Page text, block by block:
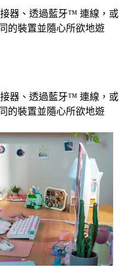
器、透過藍牙™ 連線，或
的裝置並隨心所欲地遊
器、透過藍牙™ 連線，或
的裝置並隨心所欲地遊